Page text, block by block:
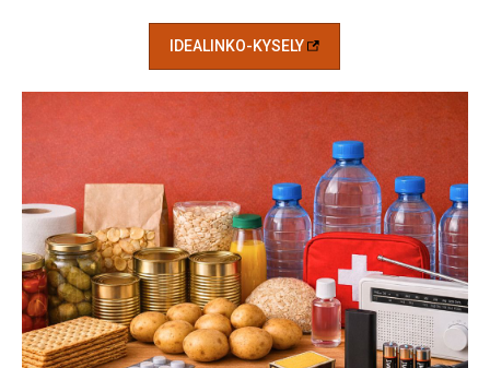
IDEALINKO-KYSELY